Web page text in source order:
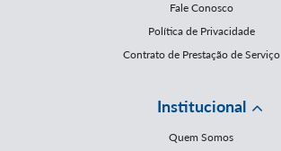
Fale Conosco
Política de Privacidade
Contrato de Prestação de Serviço
Institucional
Quem Somos